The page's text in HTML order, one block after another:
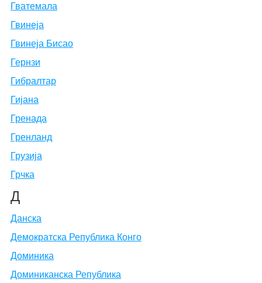
Гватемала
Гвинеја
Гвинеја Бисао
Гернзи
Гибралтар
Гијана
Гренада
Гренланд
Грузија
Грчка
Д
Данска
Демократска Република Конго
Доминика
Доминиканска Република